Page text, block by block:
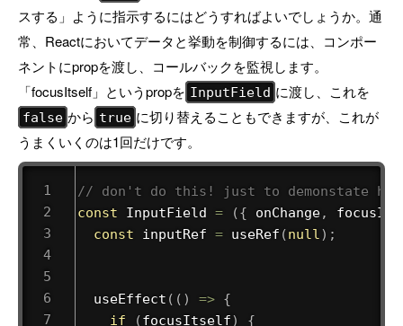
スする」ように指示するにはどうすればよいでしょうか。通
常、Reactにおいてデータと挙動を制御するには、コンポー
ネントにpropを渡し、コールバックを監視します。
「focusItself」というpropを InputField に渡し、これを
false から true に切り替えることもできますが、これが
うまくいくのは1回だけです。
// don't do this! just to demonstate
const
InputField = ({ onChange,
const inputRef = useRef (null) ;
useEffect ( ( ) => {
if
(focusItself)
{